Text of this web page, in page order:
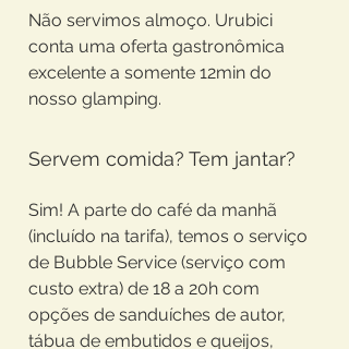
Não servimos almoço. Urubici
conta uma oferta gastronômica
excelente a somente 12min do
nosso glamping.
Servem comida? Tem jantar?
Sim! A parte do café da manhã
(incluído na tarifa), temos o serviço
de Bubble Service (serviço com
custo extra) de 18 a 20h com
opções de sanduíches de autor,
tábua de embutidos e queijos,